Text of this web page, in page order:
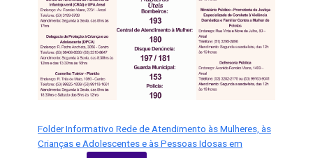
Folder Informativo Rede de Atendimento às Mulheres, às
Crianças e Adolescentes e às Pessoas Idosas em